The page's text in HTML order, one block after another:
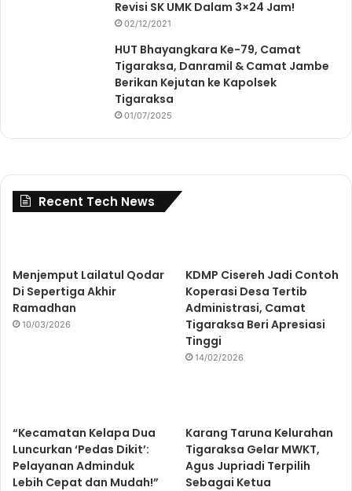
Revisi SK UMK Dalam 3×24 Jam!
02/12/2021
HUT Bhayangkara Ke-79, Camat
Tigaraksa, Danramil & Camat Jambe
Berikan Kejutan ke Kapolsek
Tigaraksa
01/07/2025
Recent Tech News
Menjemput Lailatul Qodar
Di Sepertiga Akhir
Ramadhan
10/03/2026
KDMP Cisereh Jadi Contoh
Koperasi Desa Tertib
Administrasi, Camat
Tigaraksa Beri Apresiasi
Tinggi
14/02/2026
“Kecamatan Kelapa Dua
Luncurkan ‘Pedas Dikit’:
Pelayanan Adminduk
Lebih Cepat dan Mudah!”
Karang Taruna Kelurahan
Tigaraksa Gelar MWKT,
Agus Jupriadi Terpilih
Sebagai Ketua